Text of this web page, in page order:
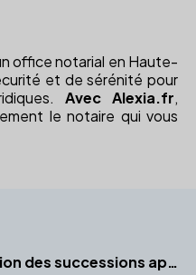
office notarial en Haute-
et de sérénité pour
Avec Alexia.fr,
le notaire qui vous
Gestion des successions après un mariage